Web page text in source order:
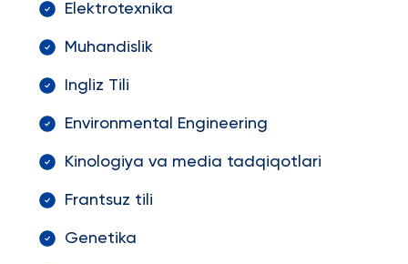
Elektrotexnika
Muhandislik
Ingliz Tili
Environmental Engineering
Kinologiya va media tadqiqotlari
Frantsuz tili
Genetika